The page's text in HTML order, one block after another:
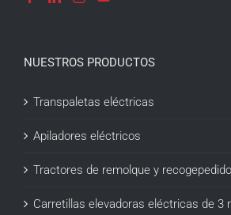
NUESTROS PRODUCTOS
Transpaletas eléctricas
Apiladores eléctricos
Tractores de remolque y
Carretillas elevadoras eléctricas de 3